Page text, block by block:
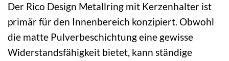
Der Rico Design Metallring mit Kerzenhalter ist
primär für den Innenbereich konzipiert. Obwohl
die matte Pulverbeschichtung eine gewisse
Widerstandsfähigkeit bietet, kann ständige